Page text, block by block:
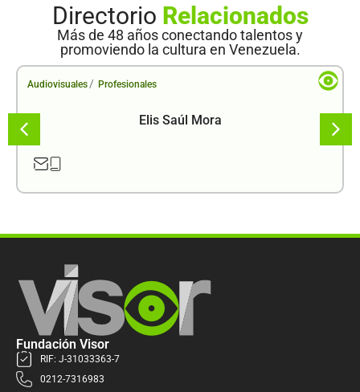
Directorio Relacionados
Más de 48 años conectando talentos y
promoviendo la cultura en Venezuela.
Audiovisuales / Profesionales
Elis Saúl Mora
Fundación Visor
RIF: J-31033363-7
0212-7316983